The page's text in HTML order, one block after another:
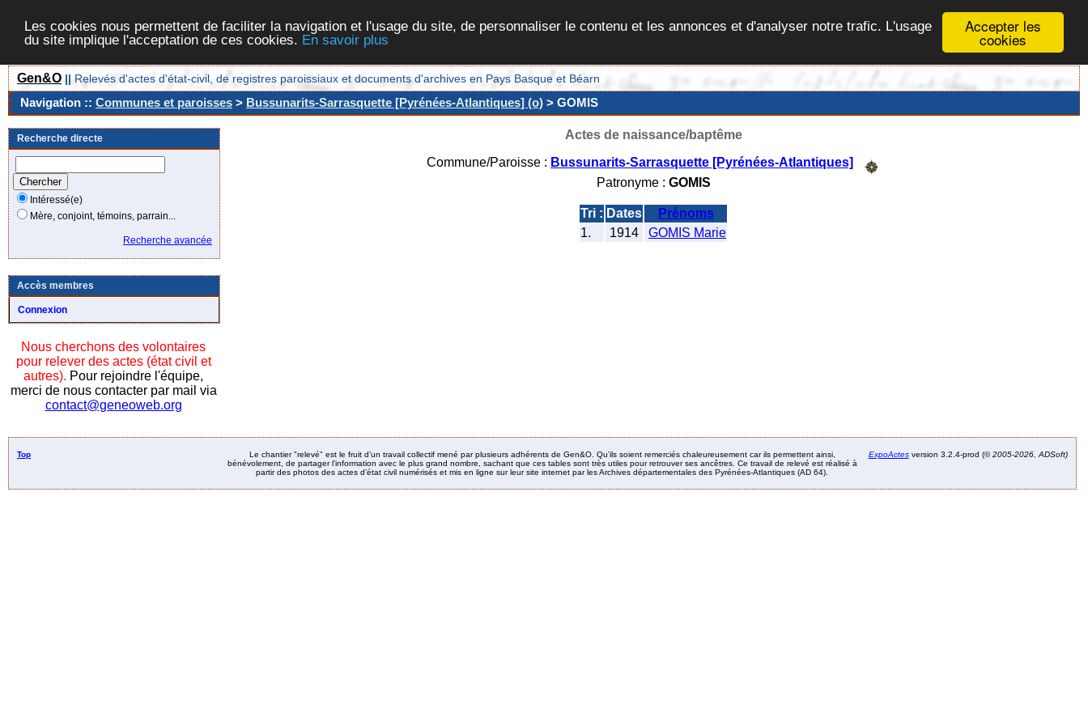
Accepter les
cookies
Les cookies nous permettent de faciliter la navigation et l'usage du site, de personnaliser le contenu et les annonces et d'analyser notre trafic. L'usage
du site implique l'acceptation de ces cookies. En savoir plus
Gen&O || Relevés d'actes d'état-civil, de registres paroissiaux et documents d'archives en Pays Basque et Béarn
Navigation :: Communes et paroisses > Bussunarits-Sarrasquette [Pyrénées-Atlantiques] (o) > GOMIS
Recherche directe
Intéressé(e)
Mère, conjoint, témoins, parrain...
Recherche avancée
Accès membres
Connexion
Nous cherchons des volontaires
pour relever des actes (état civil et
autres). Pour rejoindre l'équipe,
merci de nous contacter par mail via
contact@geneoweb.org
Actes de naissance/baptême
Commune/Paroisse : Bussunarits-Sarrasquette [Pyrénées-Atlantiques]
Patronyme : GOMIS
Tri : Dates
Prénoms
1.
1914 GOMIS Marie
Top
Le chantier "relevé" est le fruit d’un travail collectif mené par plusieurs adhérents de Gen&O. Qu’ils soient remerciés chaleureusement car ils permettent ainsi,
bénévolement, de partager l’information avec le plus grand nombre, sachant que ces tables sont très utiles pour retrouver ses ancêtres. Ce travail de relevé est réalisé à
partir des photos des actes d’état civil numérisés et mis en ligne sur leur site internet par les Archives départementales des Pyrénées-Atlantiques (AD 64).
ExpoActesversion 3.2.4-prod (©2005-2026, ADSoft)